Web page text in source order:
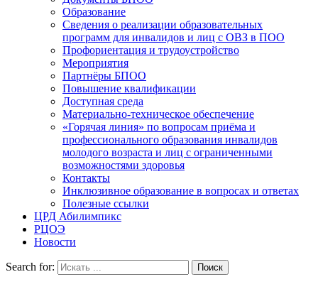
Образование
Сведения о реализации образовательных
программ для инвалидов и лиц с ОВЗ в ПОО
Профориентация и трудоустройство
Мероприятия
Партнёры БПОО
Повышение квалификации
Доступная среда
Материально-техническое обеспечение
«Горячая линия» по вопросам приёма и
профессионального образования инвалидов
молодого возраста и лиц с ограниченными
возможностями здоровья
Контакты
Инклюзивное образование в вопросах и ответах
Полезные ссылки
ЦРД Абилимпикс
РЦОЭ
Новости
Search for: